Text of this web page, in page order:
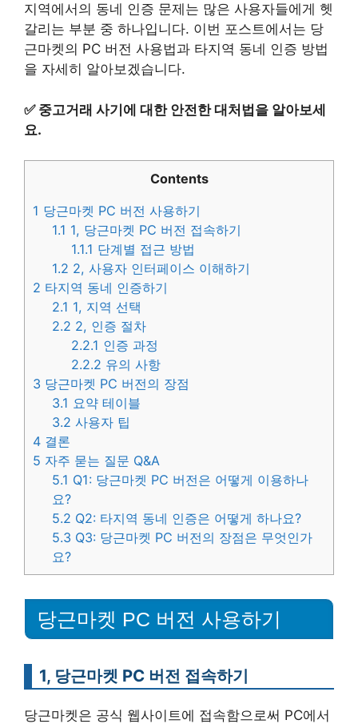
지역에서의 동네 인증 문제는 많은 사용자들에게 헷
갈리는 부분 중 하나입니다. 이번 포스트에서는 당
근마켓의 PC 버전 사용법과 타지역 동네 인증 방법
을 자세히 알아보겠습니다.
✅ 중고거래 사기에 대한 안전한 대처법을 알아보세
요.
Contents
1 당근마켓 PC 버전 사용하기
1.1 1, 당근마켓 PC 버전 접속하기
1.1.1 단계별 접근 방법
1.2 2, 사용자 인터페이스 이해하기
2 타지역 동네 인증하기
2.1 1, 지역 선택
2.2 2, 인증 절차
2.2.1 인증 과정
2.2.2 유의 사항
3 당근마켓 PC 버전의 장점
3.1 요약 테이블
3.2 사용자 팁
4 결론
5 자주 묻는 질문 Q&A
5.1 Q1: 당근마켓 PC 버전은 어떻게 이용하나
요?
5.2 Q2: 타지역 동네 인증은 어떻게 하나요?
5.3 Q3: 당근마켓 PC 버전의 장점은 무엇인가
요?
당근마켓 PC 버전 사용하기
1, 당근마켓 PC 버전 접속하기
당근마켓은 공식 웹사이트에 접속함으로써 PC에서